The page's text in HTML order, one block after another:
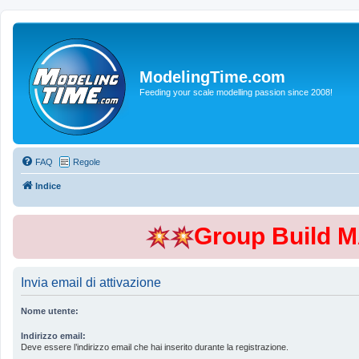
ModelingTime.com
Feeding your scale modelling passion since 2008!
FAQ Regole
Indice
Group Build
Invia email di attivazione
Nome utente:
Indirizzo email:
Deve essere l’indirizzo email che hai inserito durante la registrazione.